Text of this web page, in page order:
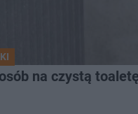
na czystą